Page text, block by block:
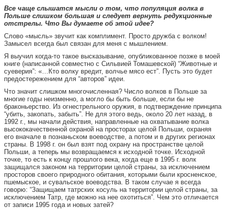
Все чаще слышатся мысли о том, что популяция волка в
Польше слишком большая и следует вернуть редукционные
отстрелы. Что Вы думаете об этой идее?
Слово «мысль» звучит как комплимент. Просто дружба с волком!
Замысел всегда был связан для меня с мышлением.
Я выучил когда-то такое высказывание, опубликованное позже в моей
книге (написанной совместно с Сильвией Томашевской) “Животные и
суеверия”: «…Кто волку вредит, волчье мясо ест”. Пусть это будет
предостережением для “авторов” идеи.
Что значит слишком многочисленная? Число волков в Польше за
многие годы неизменно, а могло бы быть больше, если бы не
браконьерство. Из огнестрельного оружия, в подтверждение принципа
“убить, закопать, забыть”. Не для этого ведь, около 20 лет назад, в
1992 г., мы начали действия, направленные на охватывание волка
высококачественной охраной на просторах целой Польши, охраняя
его вначале в познаньском воеводстве, а потом и в других регионах
страны. В 1998 г. он был взят под охрану на пространстве целой
Польши, а теперь мы возвращаемся к исходной точке. Исходной
точке, то есть к концу прошлого века, когда еще в 1995 г. волк
защищался законом на территории целой страны, за исключением
просторов своего природного обитания, которыми были кросненское,
пшемыское, и сувальское воеводства. В таком случае я всегда
говорю: “Защищаем татрских косуль на территории целой страны, за
исключением Татр, где можно на нее охотиться”. Чем это отличается
от записи 1995 года и новых затей?